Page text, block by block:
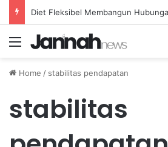
Menu
Home / stabilitas pendapatan
stabilitas